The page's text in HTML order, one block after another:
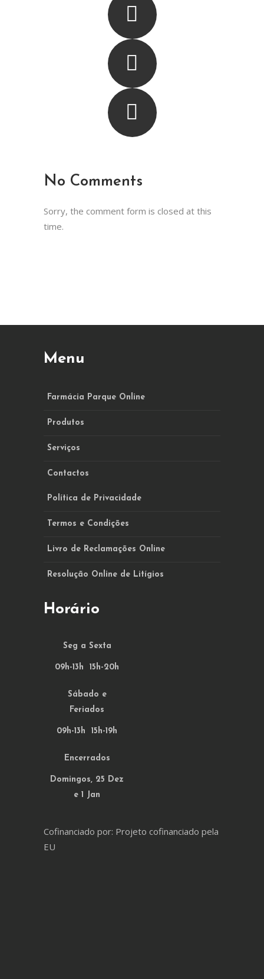
No Comments
Sorry, the comment form is closed at this
time.
Menu
Farmácia Parque Online
Produtos
Serviços
Contactos
Política de Privacidade
Termos e Condições
Livro de Reclamações Online
Resolução Online de Litígios
Horário
Seg a Sexta
09h-13h 15h-20h
Sábado e
Feriados
09h-13h 15h-19h
Encerrados
Domingos, 25 Dez
e 1 Jan
Cofinanciado por: Projeto cofinanciado pela
EU